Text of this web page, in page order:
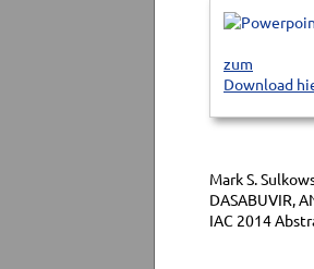
zum
Download
Mark S.
DASABUVIR,
IAC 2014